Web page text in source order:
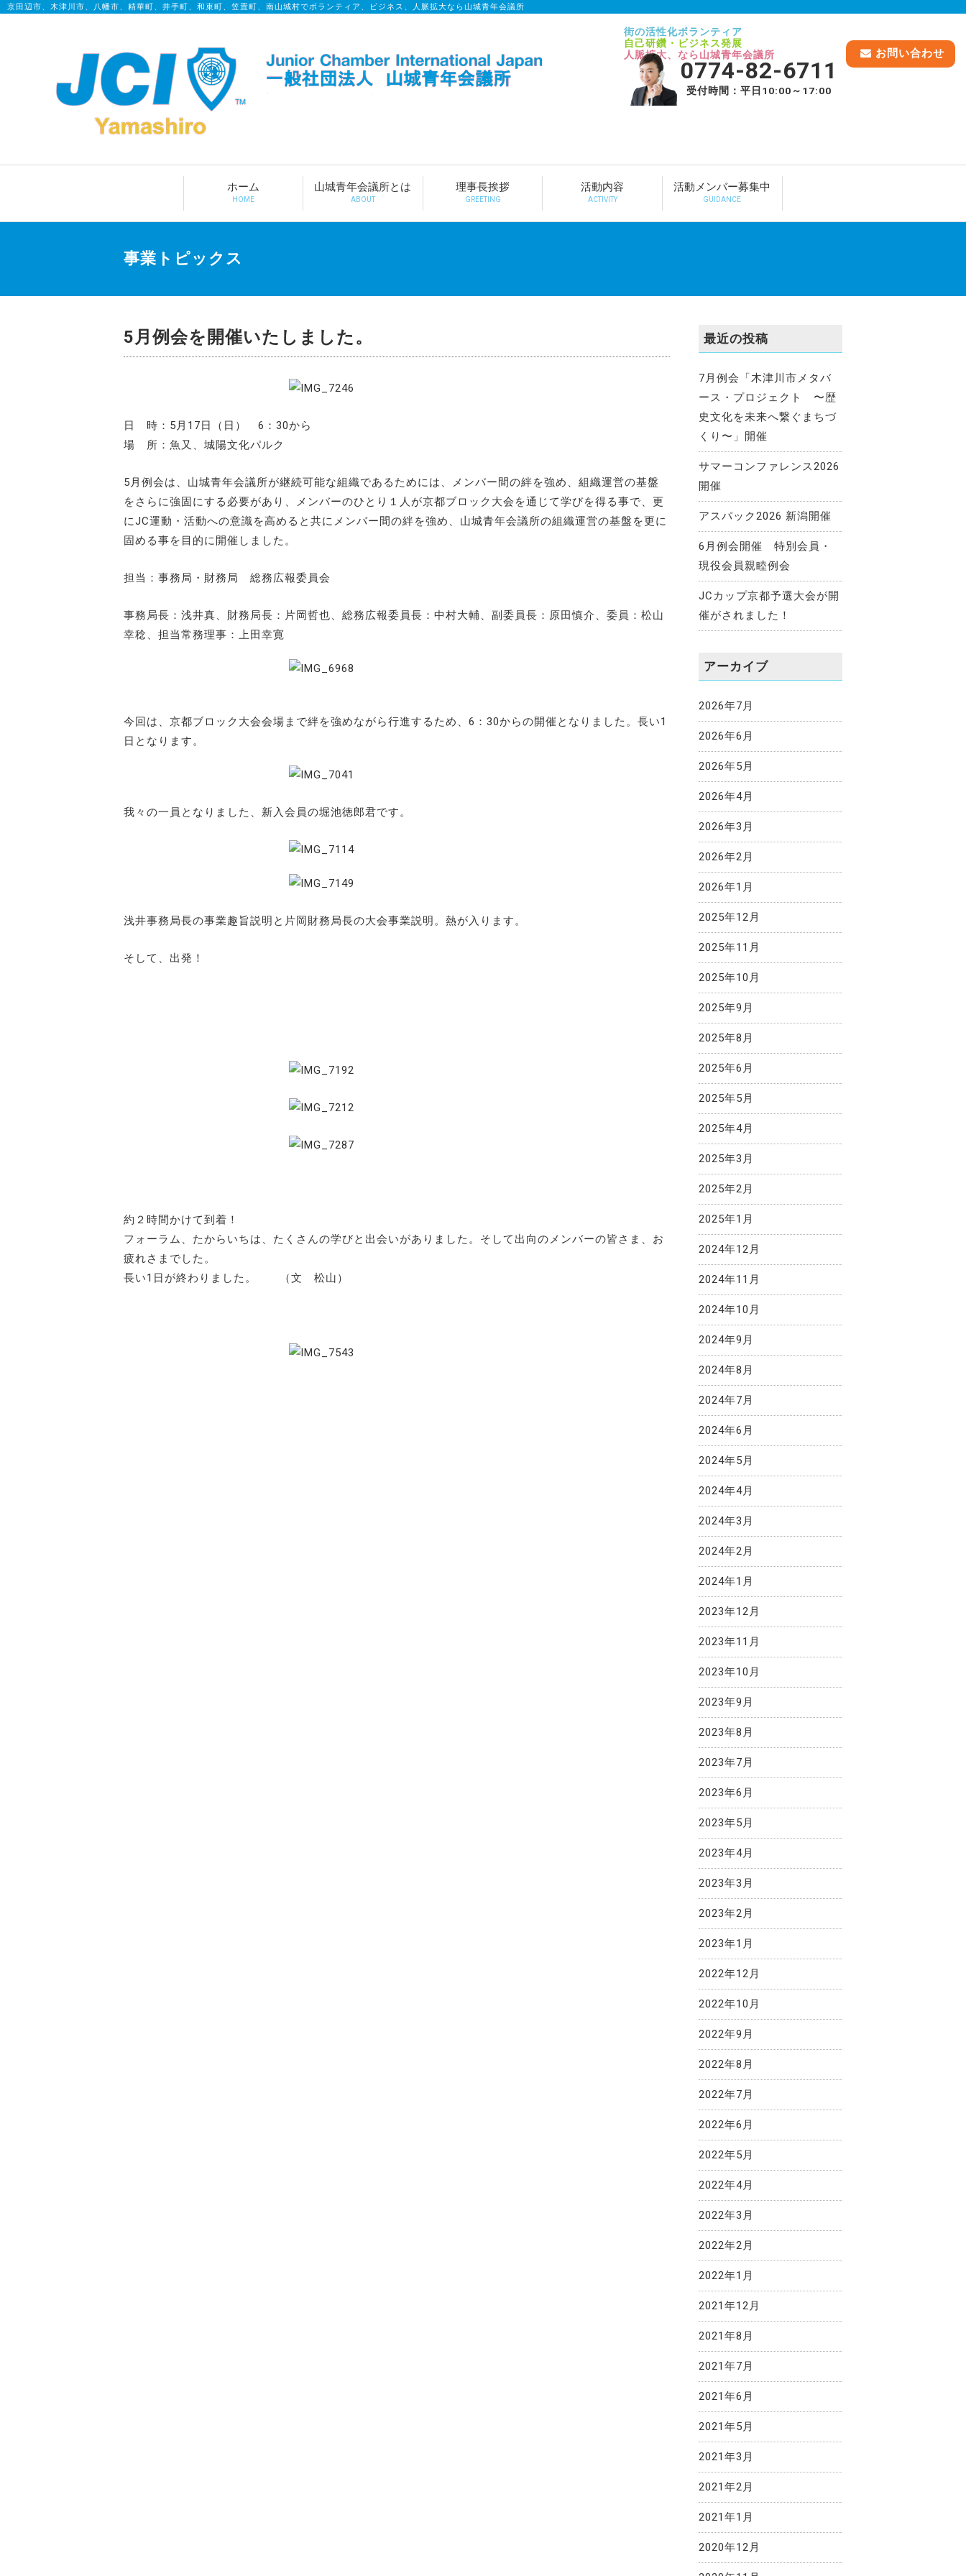
京田辺市、木津川市、八幡市、精華町、井手町、和束町、笠置町、南山城村でボランティア、ビジネス、人脈拡大なら山城青年会議所
街の活性化ボランティア
自己研鑽・ビジネス発展
人脈拡大、なら山城青年会議所
お問い合わせ
0774-82-6711
受付時間：平日10:00～17:00
ホーム
HOME
山城青年会議所とは
ABOUT
理事長挨拶
GREETING
活動内容
ACTIVITY
活動メンバー募集中
GUIDANCE
事業トピックス
5月例会を開催いたしました。
日 時：5月17日（日） 6：30から
場 所：魚又、城陽文化パルク
5月例会は、山城青年会議所が継続可能な組織であるためには、メンバー間の絆を強め、組織運営の基盤
をさらに強固にする必要があり、メンバーのひとり１人が京都ブロック大会を通じて学びを得る事で、更
にJC運動・活動への意識を高めると共にメンバー間の絆を強め、山城青年会議所の組織運営の基盤を更に
固める事を目的に開催しました。
担当：事務局・財務局 総務広報委員会
事務局長：浅井真、財務局長：片岡哲也、総務広報委員長：中村大輔、副委員長：原田慎介、委員：松山
幸稔、担当常務理事：上田幸寛
今回は、京都ブロック大会会場まで絆を強めながら行進するため、6：30からの開催となりました。長い1
日となります。
我々の一員となりました、新入会員の堀池徳郎君です。
浅井事務局長の事業趣旨説明と片岡財務局長の大会事業説明。熱が入ります。
そして、出発！
約２時間かけて到着！
フォーラム、たからいちは、たくさんの学びと出会いがありました。そして出向のメンバーの皆さま、お
疲れさまでした。
長い1日が終わりました。 （文 松山）
最近の投稿
7月例会「木津川市メタバ
ース・プロジェクト 〜歴
史文化を未来へ繋ぐまちづ
くり〜」開催
サマーコンファレンス2026
開催
アスパック2026 新潟開催
6月例会開催 特別会員・
現役会員親睦例会
JCカップ京都予選大会が開
催がされました！
アーカイブ
2026年7月
2026年6月
2026年5月
2026年4月
2026年3月
2026年2月
2026年1月
2025年12月
2025年11月
2025年10月
2025年9月
2025年8月
2025年6月
2025年5月
2025年4月
2025年3月
2025年2月
2025年1月
2024年12月
2024年11月
2024年10月
2024年9月
2024年8月
2024年7月
2024年6月
2024年5月
2024年4月
2024年3月
2024年2月
2024年1月
2023年12月
2023年11月
2023年10月
2023年9月
2023年8月
2023年7月
2023年6月
2023年5月
2023年4月
2023年3月
2023年2月
2023年1月
2022年12月
2022年10月
2022年9月
2022年8月
2022年7月
2022年6月
2022年5月
2022年4月
2022年3月
2022年2月
2022年1月
2021年12月
2021年8月
2021年7月
2021年6月
2021年5月
2021年3月
2021年2月
2021年1月
2020年12月